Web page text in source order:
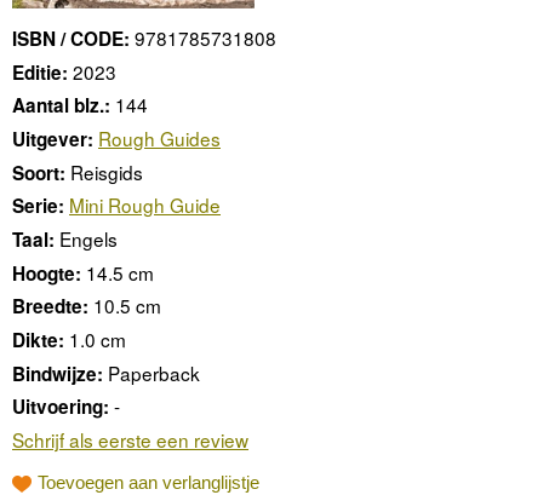
ISBN / CODE: 9781785731808
Editie: 2023
Aantal blz.: 144
Uitgever: Rough Guides
Soort: Reisgids
Serie: Mini Rough Guide
Taal: Engels
Hoogte: 14.5 cm
Breedte: 10.5 cm
Dikte: 1.0 cm
Bindwijze: Paperback
Uitvoering: -
Schrijf als eerste een review
Toevoegen aan verlanglijstje